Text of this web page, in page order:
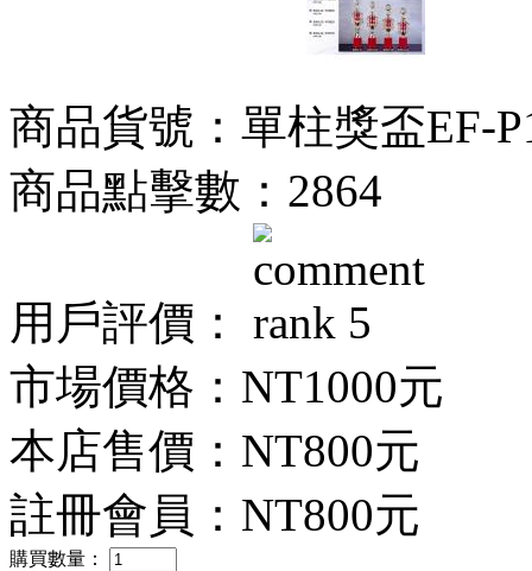
商品貨號：單柱獎盃EF-
商品點擊數：2864
用戶評價：
市場價格： NT1000元
本店售價： NT800元
註冊會員： NT800元
購買數量：